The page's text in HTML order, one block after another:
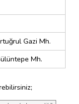
Gazi Mh.
Mh.